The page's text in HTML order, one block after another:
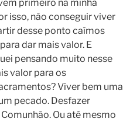
primeiro na minha
isso, não conseguir viver
desse ponto caímos
dar mais valor. E
pensando muito nesse
valor para os
Viver bem uma
pecado. Desfazer
Ou até mesmo